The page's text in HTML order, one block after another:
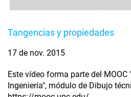
Tangencias y propiedades
17 de nov. 2015
Este vídeo forma parte del MOOC
Ingeniería", módulo de Dibujo